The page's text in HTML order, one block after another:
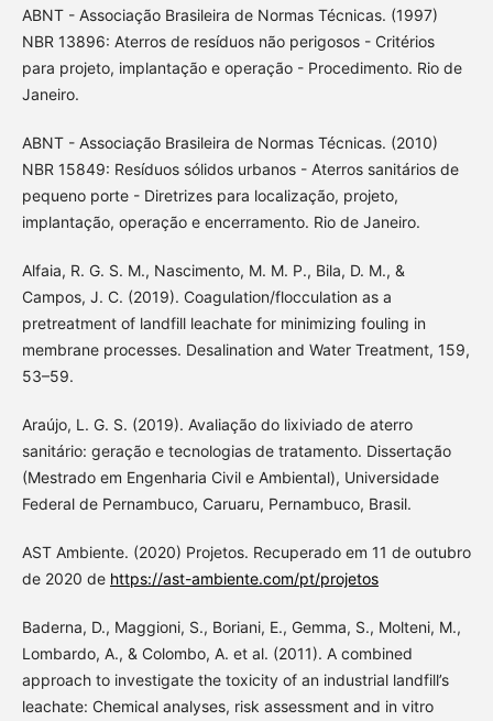
ABNT - Associação Brasileira de Normas Técnicas. (1997)
NBR 13896: Aterros de resíduos não perigosos - Critérios
para projeto, implantação e operação - Procedimento. Rio de
Janeiro.
ABNT - Associação Brasileira de Normas Técnicas. (2010)
NBR 15849: Resíduos sólidos urbanos - Aterros sanitários de
pequeno porte - Diretrizes para localização, projeto,
implantação, operação e encerramento. Rio de Janeiro.
Alfaia, R. G. S. M., Nascimento, M. M. P., Bila, D. M., &
Campos, J. C. (2019). Coagulation/flocculation as a
pretreatment of landfill leachate for minimizing fouling in
membrane processes. Desalination and Water Treatment, 159,
53–59.
Araújo, L. G. S. (2019). Avaliação do lixiviado de aterro
sanitário: geração e tecnologias de tratamento. Dissertação
(Mestrado em Engenharia Civil e Ambiental), Universidade
Federal de Pernambuco, Caruaru, Pernambuco, Brasil.
AST Ambiente. (2020) Projetos. Recuperado em 11 de outubro
de 2020 de https://ast-ambiente.com/pt/projetos
Baderna, D., Maggioni, S., Boriani, E., Gemma, S., Molteni, M.,
Lombardo, A., & Colombo, A. et al. (2011). A combined
approach to investigate the toxicity of an industrial landfill’s
leachate: Chemical analyses, risk assessment and in vitro